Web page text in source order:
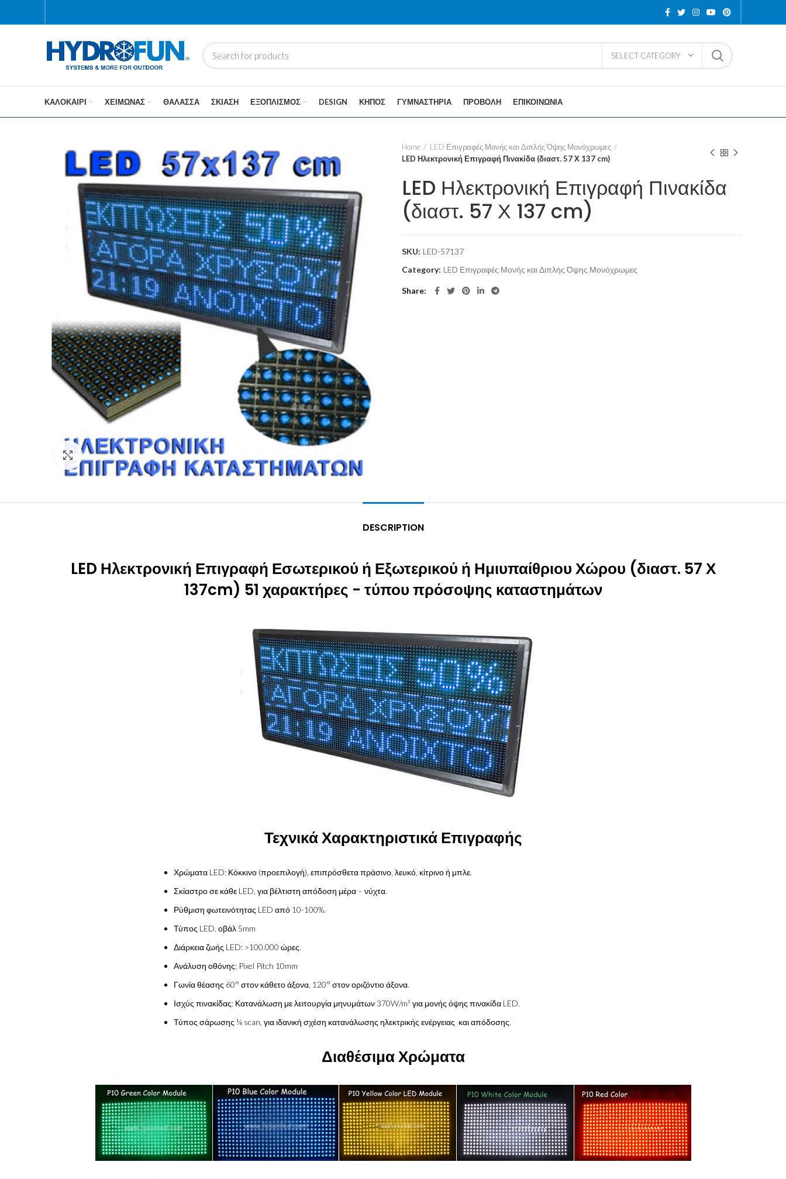
SELECT CATEGORY
ΚΑΛΟΚΑΊΡΙ ΧΕΙΜΏΝΑΣ ΘΆΛΑΣΣΑ ΣΚΊΑΣΗ ΕΞΟΠΛΙΣΜΌΣ DESIGN ΚΉΠΟΣ ΓΥΜΝΑΣΤΉΡΙΑ ΠΡΟΒΟΛΉ ΕΠΙΚΟΙΝΩΝΙΑ
Click to enlarge
Home
LED Επιγραφές Μονής και Διπλής Όψης Μονόχρωμες
LED Ηλεκτρονική Επιγραφή Πινακίδα (διαστ. 57 Χ 137 cm)
LED Ηλεκτρονική Επιγραφή Πινακίδα
(διαστ. 57 Χ 137 cm)
SKU: LED-57137
Category: LED Επιγραφές Μονής και Διπλής Όψης Μονόχρωμες
Share
DESCRIPTION
LED Ηλεκτρονική Επιγραφή Εσωτερικού ή Εξωτερικού ή Ημιυπαίθριου Χώρου (διαστ. 57 Χ
137cm) 51 χαρακτήρες - τύπου πρόσοψης καταστημάτων
Τεχνικά Χαρακτηριστικά Επιγραφής
Χρώματα LED: Κόκκινο (προεπιλογή), επιπρόσθετα πράσινο, λευκό, κίτρινο ή μπλε.
Σκίαστρο σε κάθε LED, για βέλτιστη απόδοση μέρα – νύχτα.
Ρύθμιση φωτεινότητας LED από 10-100%.
Τύπος LED, οβάλ 5mm
Διάρκεια ζωής LED: >100.000 ώρες.
Ανάλυση οθόνης: Pixel Pitch 10mm
Γωνία θέασης 60° στον κάθετο άξονα, 120° στον οριζόντιο άξονα.
Ισχύς πινακίδας: Κατανάλωση με λειτουργία μηνυμάτων 370W/m² για μονής όψης πινακίδα LED.
Τύπος σάρωσης ¼ scan, για ιδανική σχέση κατανάλωσης ηλεκτρικής ενέργειας και απόδοσης.
Διαθέσιμα Χρώματα